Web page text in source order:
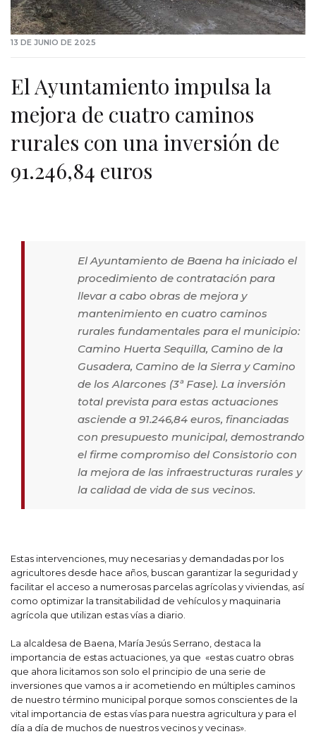
13 DE JUNIO DE 2025
El Ayuntamiento impulsa la
mejora de cuatro caminos
rurales con una inversión de
91.246,84 euros
El Ayuntamiento de Baena ha iniciado el
procedimiento de contratación para
llevar a cabo obras de mejora y
mantenimiento en cuatro caminos
rurales fundamentales para el municipio:
Camino Huerta Sequilla, Camino de la
Gusadera, Camino de la Sierra y Camino
de los Alarcones (3ª Fase). La inversión
total prevista para estas actuaciones
asciende a 91.246,84 euros, financiadas
con presupuesto municipal, demostrando
el firme compromiso del Consistorio con
la mejora de las infraestructuras rurales y
la calidad de vida de sus vecinos.
Estas intervenciones, muy necesarias y demandadas por los
agricultores desde hace años, buscan garantizar la seguridad y
facilitar el acceso a numerosas parcelas agrícolas y viviendas, así
como optimizar la transitabilidad de vehículos y maquinaria
agrícola que utilizan estas vías a diario.
La alcaldesa de Baena, María Jesús Serrano, destaca la
importancia de estas actuaciones, ya que «estas cuatro obras
que ahora licitamos son solo el principio de una serie de
inversiones que vamos a ir acometiendo en múltiples caminos
de nuestro término municipal porque somos conscientes de la
vital importancia de estas vías para nuestra agricultura y para el
día a día de muchos de nuestros vecinos y vecinas».